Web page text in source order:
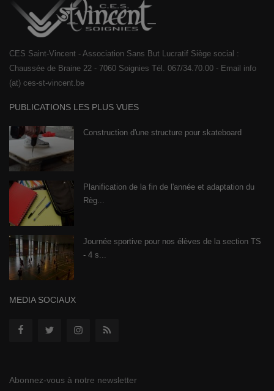
CES Saint-Vincent - Association Sans But Lucratif Siège social :
Chaussée de Braine 22 - 7060 Soignies Tél. 067/34.70.00 - Email info
(at) ces-st-vincent.be
PUBLICATIONS LES PLUS VUES
Construction d'une structure pour skateboard
Planification de la fin de l'année et adaptation du
Règ...
Journée sportive pour nos élèves de la section TS
- 4 s...
MEDIA SOCIAUX
Abonnez-vous à notre newsletter